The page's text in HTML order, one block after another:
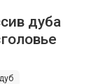
дуба